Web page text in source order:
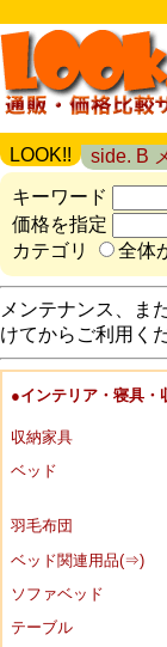
LOOK!! side. B
キーワード
価格を指定
カテゴリ
全体
メンテナンス、ま
けてからご利用く
●インテリア・寝具・
収納家具
ベッド
羽毛布団
ベッド関連用品(⇒)
ソファベッド
テーブル